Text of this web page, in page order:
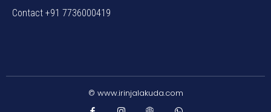
Contact +91 7736000419
© www.irinjalakuda.com